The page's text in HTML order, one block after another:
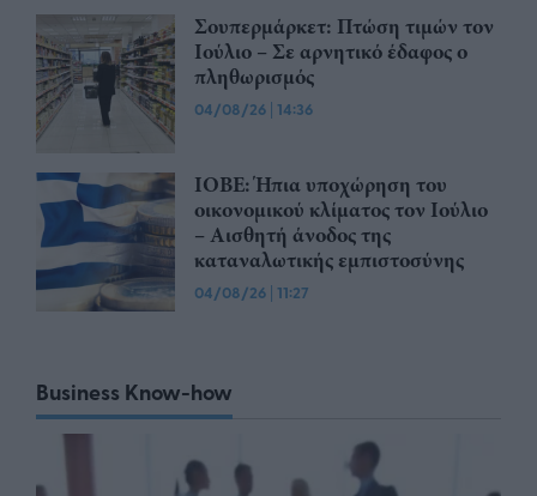
Σουπερμάρκετ: Πτώση τιμών τον
Ιούλιο – Σε αρνητικό έδαφος ο
πληθωρισμός
04/08/26 | 14:36
ΙΟΒΕ: Ήπια υποχώρηση του
οικονομικού κλίματος τον Ιούλιο
– Αισθητή άνοδος της
καταναλωτικής εμπιστοσύνης
04/08/26 | 11:27
Business Know-how